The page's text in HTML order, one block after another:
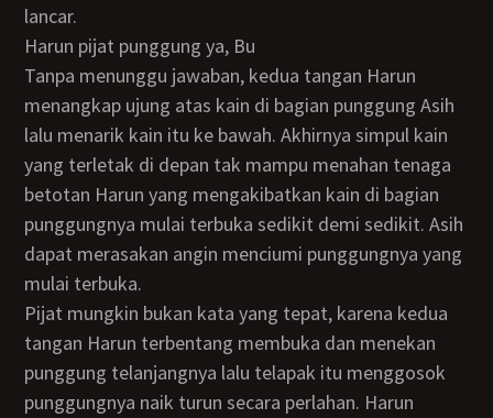
lancar.
Harun pijat punggung ya, Bu
Tanpa menunggu jawaban, kedua tangan Harun
menangkap ujung atas kain di bagian punggung Asih
lalu menarik kain itu ke bawah. Akhirnya simpul kain
yang terletak di depan tak mampu menahan tenaga
betotan Harun yang mengakibatkan kain di bagian
punggungnya mulai terbuka sedikit demi sedikit. Asih
dapat merasakan angin menciumi punggungnya yang
mulai terbuka.
Pijat mungkin bukan kata yang tepat, karena kedua
tangan Harun terbentang membuka dan menekan
punggung telanjangnya lalu telapak itu menggosok
punggungnya naik turun secara perlahan. Harun